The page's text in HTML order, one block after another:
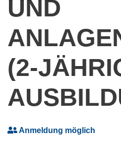
UND
(2-
Anmeldung möglich